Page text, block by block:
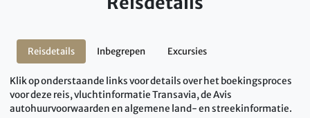
Reisdetails Inbegrepen Excursies
Klik op onderstaande links voor details over het boekingsproces
voor deze reis, vluchtinformatie Transavia, de Avis
autohuurvoorwaarden en algemene land- en streekinformatie.